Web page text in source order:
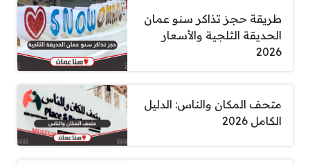
طريقة حجز تذاكر سنو عمان
الحديقة الثلجية والأسعار
2026
متحف المكان والناس: الدليل
الكامل 2026